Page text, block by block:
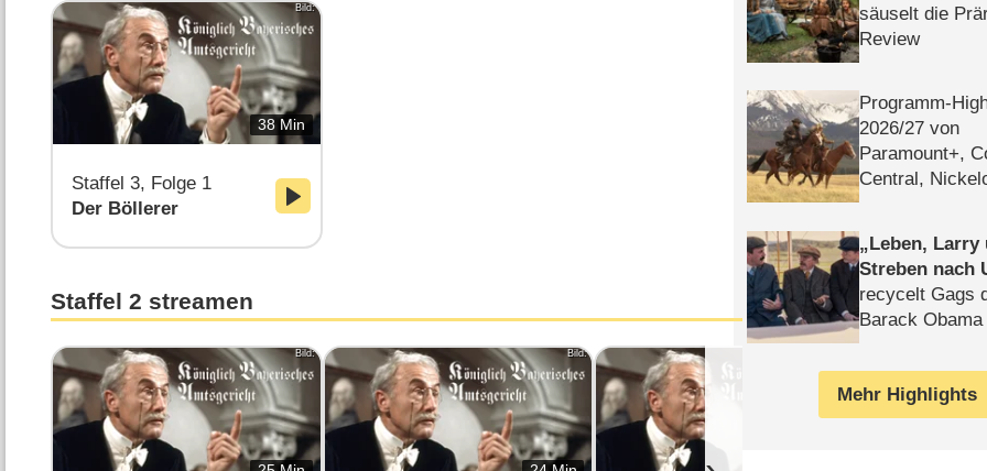
Bild:
38 Min
Staffel 3, Folge 1
Der Böllerer
Staffel 2 streamen
Bild: Bild:
säuselt die
Review
Programm-
2026/​27 von
Paramount+,
Central,
Leben, Larry
Streben nach
recycelt Gags
Barack
Mehr Highlights